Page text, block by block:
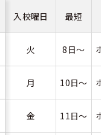
入校曜日 最短
火 8日～ ホ
月 10日～ ホ
金 11日～ ホ